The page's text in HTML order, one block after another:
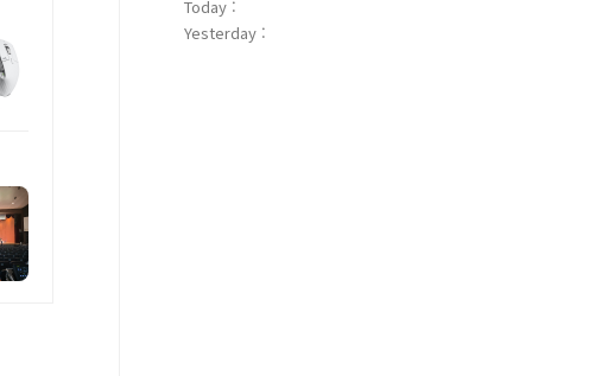
Today :
Yesterday :